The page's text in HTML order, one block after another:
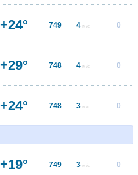
+24° 749 4 м/с 0
+29° 748 4 м/с 0
+24° 748 3 м/с 0
+19° 749 3 м/с 0